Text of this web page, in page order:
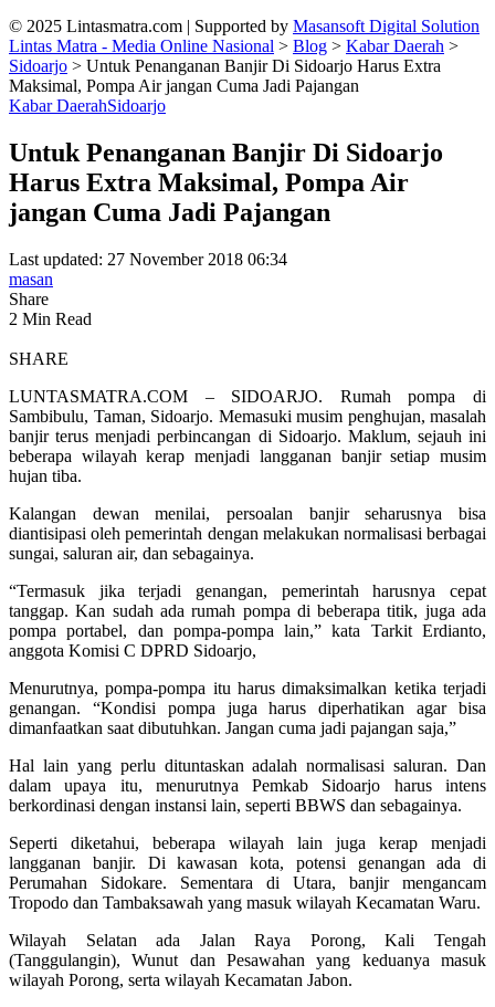
© 2025 Lintasmatra.com | Supported by Masansoft Digital Solution
Lintas Matra - Media Online Nasional > Blog > Kabar Daerah >
Sidoarjo > Untuk Penanganan Banjir Di Sidoarjo Harus Extra
Maksimal, Pompa Air jangan Cuma Jadi Pajangan
Kabar DaerahSidoarjo
Untuk Penanganan Banjir Di Sidoarjo
Harus Extra Maksimal, Pompa Air
jangan Cuma Jadi Pajangan
Last updated: 27 November 2018 06:34
masan
Share
2 Min Read
SHARE
LUNTASMATRA.COM – SIDOARJO. Rumah pompa di
Sambibulu, Taman, Sidoarjo. Memasuki musim penghujan, masalah
banjir terus menjadi perbincangan di Sidoarjo. Maklum, sejauh ini
beberapa wilayah kerap menjadi langganan banjir setiap musim
hujan tiba.
Kalangan dewan menilai, persoalan banjir seharusnya bisa
diantisipasi oleh pemerintah dengan melakukan normalisasi berbagai
sungai, saluran air, dan sebagainya.
“Termasuk jika terjadi genangan, pemerintah harusnya cepat
tanggap. Kan sudah ada rumah pompa di beberapa titik, juga ada
pompa portabel, dan pompa-pompa lain,” kata Tarkit Erdianto,
anggota Komisi C DPRD Sidoarjo,
Menurutnya, pompa-pompa itu harus dimaksimalkan ketika terjadi
genangan. “Kondisi pompa juga harus diperhatikan agar bisa
dimanfaatkan saat dibutuhkan. Jangan cuma jadi pajangan saja,”
Hal lain yang perlu dituntaskan adalah normalisasi saluran. Dan
dalam upaya itu, menurutnya Pemkab Sidoarjo harus intens
berkordinasi dengan instansi lain, seperti BBWS dan sebagainya.
Seperti diketahui, beberapa wilayah lain juga kerap menjadi
langganan banjir. Di kawasan kota, potensi genangan ada di
Perumahan Sidokare. Sementara di Utara, banjir mengancam
Tropodo dan Tambaksawah yang masuk wilayah Kecamatan Waru.
Wilayah Selatan ada Jalan Raya Porong, Kali Tengah
(Tanggulangin), Wunut dan Pesawahan yang keduanya masuk
wilayah Porong, serta wilayah Kecamatan Jabon.